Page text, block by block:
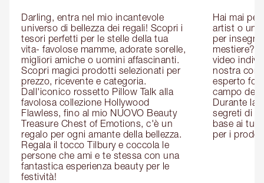
Darling, entra nel mio incantevole
universo di bellezza dei regali! Scopri i
tesori perfetti per le stelle della tua
vita- favolose mamme, adorate sorelle,
migliori amiche o uomini affascinanti.
Scopri magici prodotti selezionati per
prezzo, ricevente e categoria.
Dall'iconico rossetto Pillow Talk alla
favolosa collezione Hollywood
Flawless, fino al mio NUOVO Beauty
Treasure Chest of Emotions, c'è un
regalo per ogni amante della bellezza.
Regala il tocco Tilbury e coccola le
persone che ami e te stessa con una
fantastica esperienza beauty per le
festività!
Hai mai
artist o un
per
mestiere?
video
nostra
esperto
campo del
Durante la
segreti di
base ai
per i